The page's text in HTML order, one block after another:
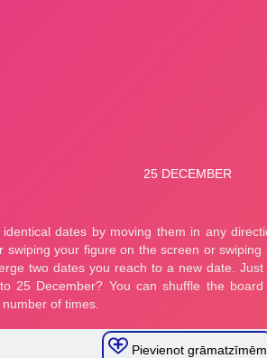
Pievienot grāmatzīmēm